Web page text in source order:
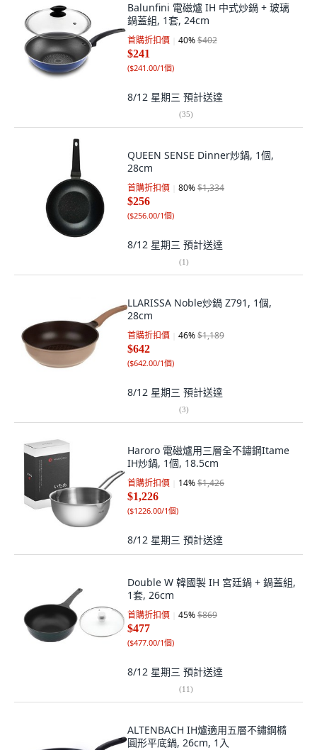
Balunfini 電磁爐 IH 中式炒鍋 + 玻璃
鍋蓋組, 1套, 24cm
首購折扣價 40%$402
$241
($241.00/1個)
8/12 星期三 預計送達
(35)
QUEEN SENSE Dinner炒鍋, 1個,
28cm
首購折扣價 80%$1,334
$256
($256.00/1個)
8/12 星期三 預計送達
(1)
LLARISSA Noble炒鍋 Z791, 1個,
28cm
首購折扣價 46%$1,189
$642
($642.00/1個)
8/12 星期三 預計送達
(3)
Haroro 電磁爐用三層全不鏽鋼Itame
IH炒鍋, 1個, 18.5cm
首購折扣價 14%$1,426
$1,226
($1226.00/1個)
8/12 星期三 預計送達
Double W 韓國製 IH 宮廷鍋 + 鍋蓋組,
1套, 26cm
首購折扣價 45%$869
$477
($477.00/1個)
8/12 星期三 預計送達
(11)
ALTENBACH IH爐適用五層不鏽鋼橢
圓形平底鍋, 26cm, 1入